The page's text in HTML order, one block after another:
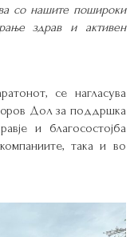
со нашите пошироки
здрав и активен
се нагласува
Дол за поддршка
и благосостојба
така и во